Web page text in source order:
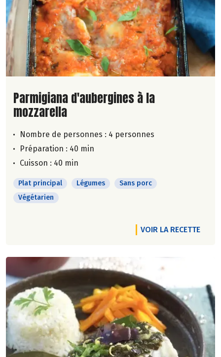
Lire la suite de la recette
Parmigiana d'aubergines à la
mozzarella
Nombre de personnes : 4 personnes
Préparation : 40 min
Cuisson : 40 min
Plat principal Légumes
Sans porc
Végétarien
VOIR LA RECETTE